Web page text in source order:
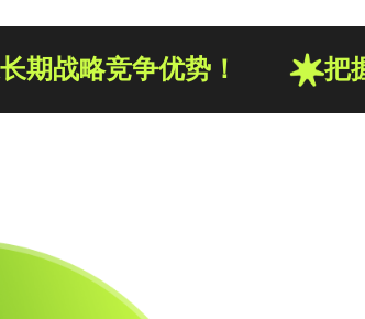
期战略竞争优势！ 把